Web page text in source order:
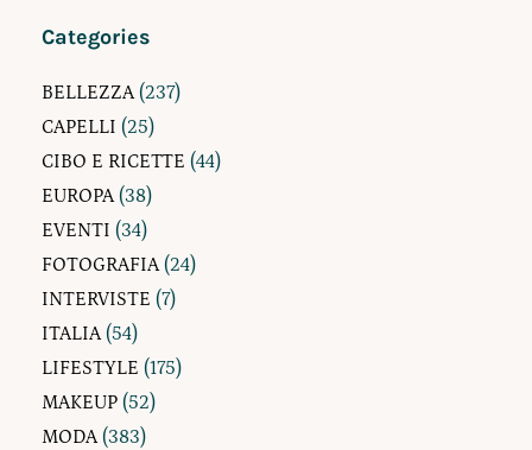
Categories
BELLEZZA(237)
CAPELLI (25)
CIBO E RICETTE (44)
EUROPA(38)
EVENTI (34)
FOTOGRAFIA(24)
INTERVISTE (7)
ITALIA(54)
LIFESTYLE (175)
MAKEUP (52)
MODA(383)